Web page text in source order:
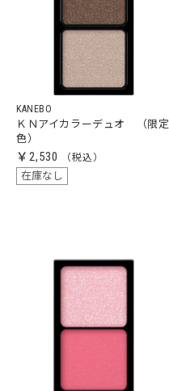
KANEBO
ＫＮアイカラーデュオ （限定
色）
￥2,530
在庫なし